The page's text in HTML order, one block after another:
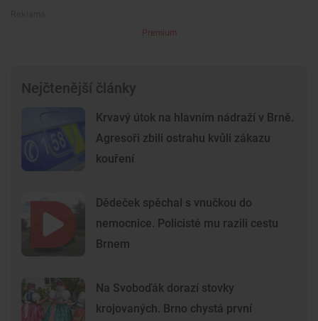
Premium
Nejčtenější články
Krvavý útok na hlavním nádraží v Brně.
Agresoři zbili ostrahu kvůli zákazu
kouření
Dědeček spěchal s vnučkou do
nemocnice. Policisté mu razili cestu
Brnem
Na Svoboďák dorazí stovky
krojovaných. Brno chystá první